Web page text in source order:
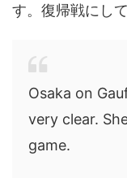
す。復帰戦にし
Osaka on
very clear.
game.